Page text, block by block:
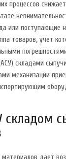
процессов
или поступающие
товаров, учет
складами
механизации
складом
дает